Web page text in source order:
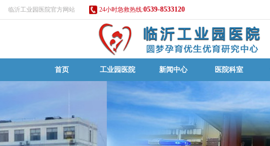
临沂工业园医院官方网站 24小时急救热线:0539-8533120
首页 工业园医院 新闻中心 医院科室